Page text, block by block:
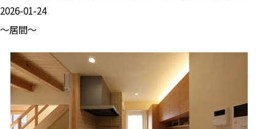
2026-01-24
～居間～